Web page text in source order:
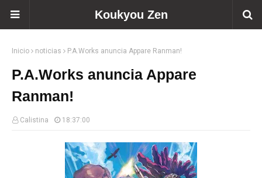
Koukyou Zen
Inicio noticias P.A.Works anuncia Appare Ranman!
P.A.Works anuncia Appare
Ranman!
Calistina 18:37:00